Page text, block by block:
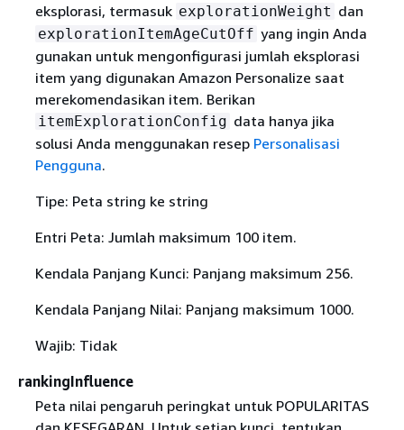
eksplorasi, termasuk explorationWeight dan
explorationItemAgeCutOff yang ingin Anda
gunakan untuk mengonfigurasi jumlah eksplorasi
item yang digunakan Amazon Personalize saat
merekomendasikan item. Berikan
itemExplorationConfig data hanya jika
solusi Anda menggunakan resep Personalisasi
Pengguna.
Tipe: Peta string ke string
Entri Peta: Jumlah maksimum 100 item.
Kendala Panjang Kunci: Panjang maksimum 256.
Kendala Panjang Nilai: Panjang maksimum 1000.
Wajib: Tidak
rankingInfluence
Peta nilai pengaruh peringkat untuk POPULARITAS